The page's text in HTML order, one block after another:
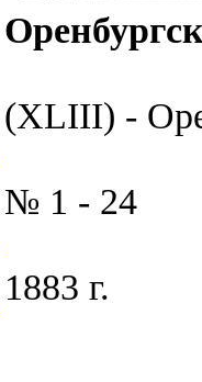
(XLIII) -
№ 1 - 24
1883 г.